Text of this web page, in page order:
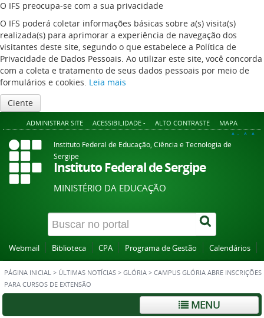
O IFS preocupa-se com a sua privacidade
O IFS poderá coletar informações básicas sobre a(s) visita(s)
realizada(s) para aprimorar a experiência de navegação dos
visitantes deste site, segundo o que estabelece a Política de
Privacidade de Dados Pessoais. Ao utilizar este site, você concorda
com a coleta e tratamento de seus dados pessoais por meio de
formulários e cookies. Leia mais
Ciente
ADMINISTRAR SITE ACESSIBILIDADE - ALTO CONTRASTE MAPA
A+ A A-
Instituto Federal de Educação, Ciência e Tecnologia de
Sergipe
Instituto Federal de Sergipe
MINISTÉRIO DA EDUCAÇÃO
Webmail Biblioteca CPA Programa de Gestão Calendários
PÁGINA INICIAL > ÚLTIMAS NOTÍCIAS > GLÓRIA > CAMPUS GLÓRIA ABRE INSCRIÇÕES
PARA CURSOS DE EXTENSÃO
MENU